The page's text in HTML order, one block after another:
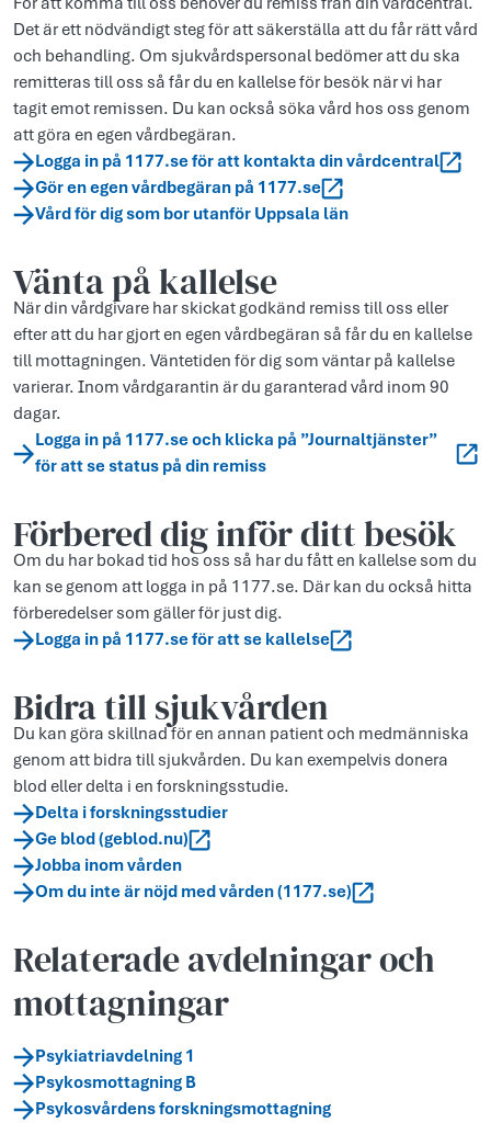
Det är ett nödvändigt steg för att säkerställa att du får rätt vård
och behandling. Om sjukvårdspersonal bedömer att du ska
remitteras till oss så får du en kallelse för besök när vi har
tagit emot remissen. Du kan också söka vård hos oss genom
att göra en egen vårdbegäran.
Logga in på 1177.se för att kontakta din vårdcentral
Gör en egen vårdbegäran på 1177.se
Vård för dig som bor utanför Uppsala län
Vänta på kallelse
När din vårdgivare har skickat godkänd remiss till oss eller
efter att du har gjort en egen vårdbegäran så får du en kallelse
till mottagningen. Väntetiden för dig som väntar på kallelse
varierar. Inom vårdgarantin är du garanterad vård inom 90
dagar.
Logga in på 1177.se och klicka på ”Journaltjänster”
för att se status på din remiss
Förbered dig inför ditt besök
Om du har bokad tid hos oss så har du fått en kallelse som du
kan se genom att logga in på 1177.se. Där kan du också hitta
förberedelser som gäller för just dig.
Logga in på 1177.se för att se kallelse
Bidra till sjukvården
Du kan göra skillnad för en annan patient och medmänniska
genom att bidra till sjukvården. Du kan exempelvis donera
blod eller delta i en forskningsstudie.
Delta i forskningsstudier
Ge blod (geblod.nu)
Jobba inom vården
Om du inte är nöjd med vården (1177.se)
Relaterade avdelningar och
mottagningar
Psykiatriavdelning 1
Psykosmottagning B
Psykosvårdens forskningsmottagning